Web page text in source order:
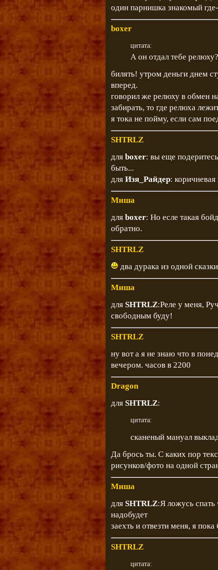
один парнишка знакомый
boxer
цитата:
А он отдал тебе релюху?
билять! утром деньги днем
вперед.
говорил же релюху в обмен
забирать, то где релюха
я тока не пойму, если сам
SHTRLZ
для boxer: вы еще
быть...
для Изя_Райдер: коричневая
Миша
для boxer: Но есле такая
обратно.
SHTRLZ
два дурака из одной
Миша
для SHTRLZ:Реле у меня,
свободным буду!
SHTRLZ
ну вот а я не знаю что в
вечером. часов в 2200
Dragon
для SHTRLZ:
цитата:
сканеный мануал
Да брось ты. С каких пор
рисунков/фото на одной
Миша
для SHTRLZ:Я ложусь
надобудет
заехть и отвезти меня, я пока
SHTRLZ
цитата: